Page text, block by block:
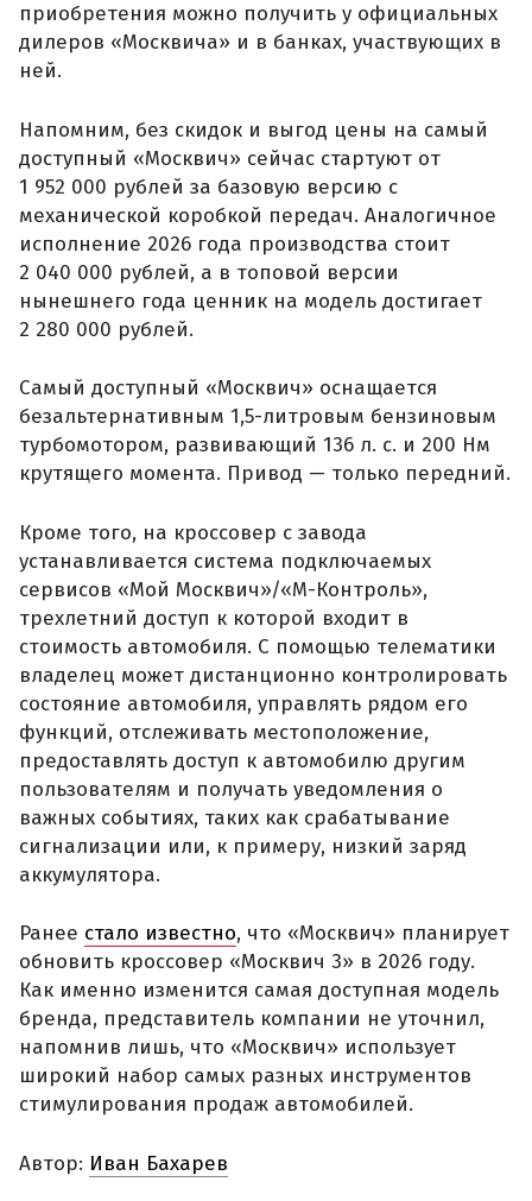
приобретения можно получить у официальных
дилеров «Москвича» и в банках, участвующих в
ней.
Напомним, без скидок и выгод цены на самый
доступный «Москвич» сейчас стартуют от
1 952 000 рублей за базовую версию с
механической коробкой передач. Аналогичное
исполнение 2026 года производства стоит
2 040 000 рублей, а в топовой версии
нынешнего года ценник на модель достигает
2 280 000 рублей.
Самый доступный «Москвич» оснащается
безальтернативным 1,5-литровым бензиновым
турбомотором, развивающий 136 л. с. и 200 Нм
крутящего момента. Привод — только передний.
Кроме того, на кроссовер с завода
устанавливается система подключаемых
сервисов «Мой Москвич»/«М-Контроль»,
трехлетний доступ к которой входит в
стоимость автомобиля. С помощью телематики
владелец может дистанционно контролировать
состояние автомобиля, управлять рядом его
функций, отслеживать местоположение,
предоставлять доступ к автомобилю другим
пользователям и получать уведомления о
важных событиях, таких как срабатывание
сигнализации или, к примеру, низкий заряд
аккумулятора.
Ранее стало известно, что «Москвич» планирует
обновить кроссовер «Москвич 3» в 2026 году.
Как именно изменится самая доступная модель
бренда, представитель компании не уточнил,
напомнив лишь, что «Москвич» использует
широкий набор самых разных инструментов
стимулирования продаж автомобилей.
Автор: Иван Бахарев